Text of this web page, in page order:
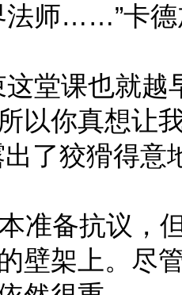
师……”卡德
堂课也就越
以你真想让
出了狡猾得意
准备抗议，
壁架上。尽